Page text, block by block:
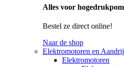
Alles voor
Bestel ze direct online!
Naar de shop
Elektromotoren en
Elektromotoren